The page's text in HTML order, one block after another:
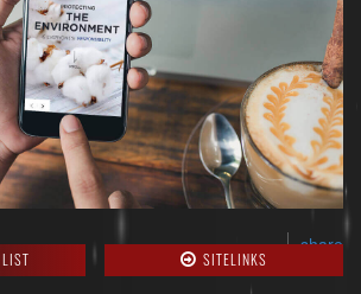
share
SITELINKS